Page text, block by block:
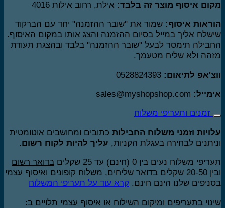
איסוף מוצר זה בלבד:אילת, רחוב אילות 4016
איסוף:שמור את "שובר ההזמנה" יחד עם הברקוד
אליך במייל בסיום ההזמנה והצג אותו במקום האיסוף.
תימסר לבעל "שובר ההזמנה" בלבד ובהצגת תעודת
ולא שליח מטעמך.
לתיאום:0528824393
sales@myshopshop.com
זמנים ותעריפי משלוח
וזמני משלוח החבילותכתובים ומחושבים אוטומטית
לבחירה בעגלת הקניות,עליך להיות לקוח רשום.
משלוח נעים בין 0 (חינם) עד 25 שקלים
בדואר רשום
שקלים
בדואר שליחים, משלוח קופונים ואיסוף עצמי
שלנו הינם חינם.קרא עוד על תעריפי המשלוח
בתעריפים ומיקום השילוח או איסוף עצמי תלויים ב: